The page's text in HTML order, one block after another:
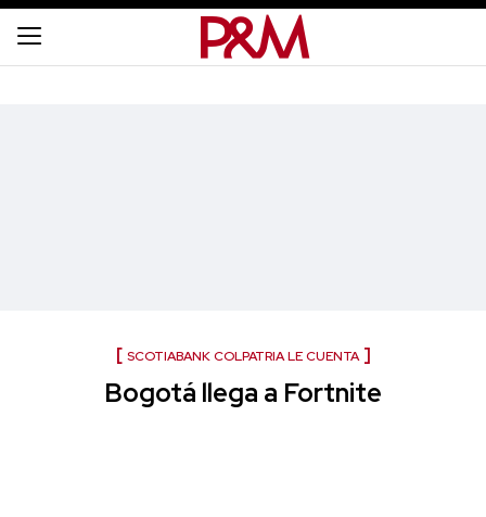
SCOTIABANK COLPATRIA LE CUENTA
Bogotá llega a Fortnite